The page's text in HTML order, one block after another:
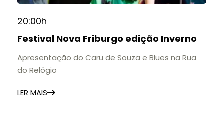
20:00h
Festival Nova Friburgo edição Inverno
Apresentação do Caru de Souza e Blues na Rua
do Relógio
LER MAIS